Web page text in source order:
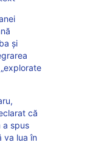
și
că
a spus
va lua în